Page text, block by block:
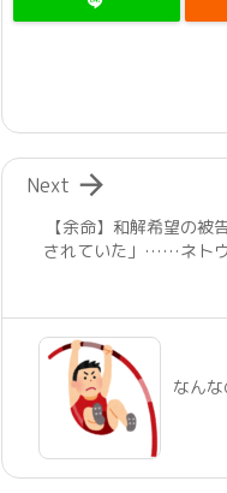
【余命】和解希望の被
されていた」……ネト

Next
なん